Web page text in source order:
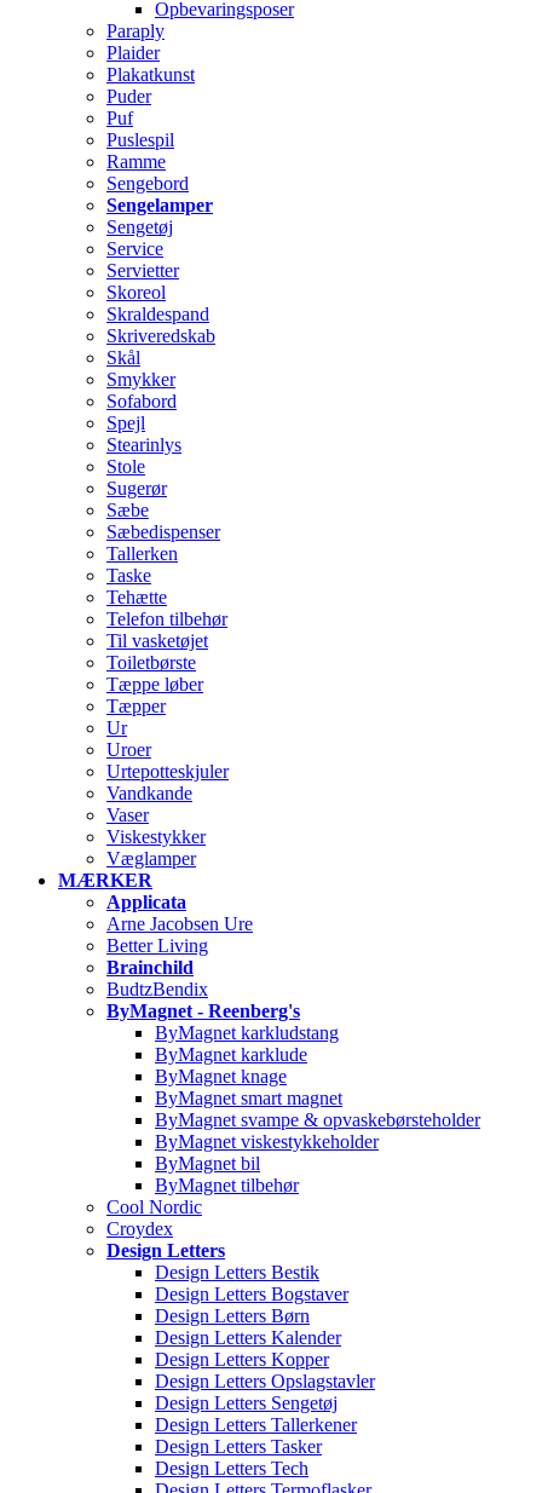
Opbevaringsposer
Paraply
Plaider
Plakatkunst
Puder
Puf
Puslespil
Ramme
Sengebord
Sengelamper
Sengetøj
Service
Servietter
Skoreol
Skraldespand
Skriveredskab
Skål
Smykker
Sofabord
Spejl
Stearinlys
Stole
Sugerør
Sæbe
Sæbedispenser
Tallerken
Taske
Tehætte
Telefon tilbehør
Til vasketøjet
Toiletbørste
Tæppe løber
Tæpper
Ur
Uroer
Urtepotteskjuler
Vandkande
Vaser
Viskestykker
Væglamper
MÆRKER
Applicata
Arne Jacobsen Ure
Better Living
Brainchild
BudtzBendix
ByMagnet - Reenberg's
ByMagnet karkludstang
ByMagnet karklude
ByMagnet knage
ByMagnet smart magnet
ByMagnet svampe & opvaskebørsteholder
ByMagnet viskestykkeholder
ByMagnet bil
ByMagnet tilbehør
Cool Nordic
Croydex
Design Letters
Design Letters Bestik
Design Letters Bogstaver
Design Letters Børn
Design Letters Kalender
Design Letters Kopper
Design Letters Opslagstavler
Design Letters Sengetøj
Design Letters Tallerkener
Design Letters Tasker
Design Letters Tech